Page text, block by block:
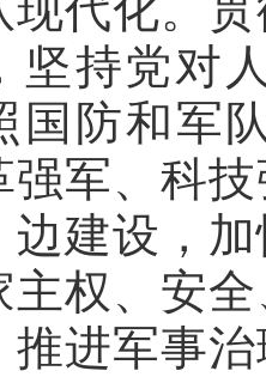
坚持党对
国防和军
强军、科
边建设，
主权、安
推进军事